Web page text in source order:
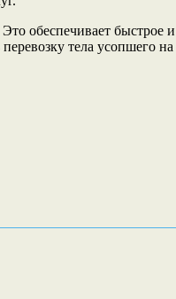
обеспечивает быстрое
тела усопшего